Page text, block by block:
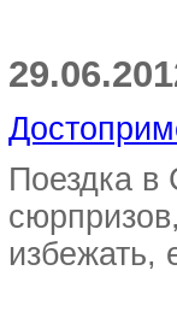
Поездка в
избежать,